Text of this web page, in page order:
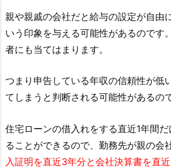
親や親戚の会社だと給与の設定が自由
いう印象を与える可能性があるのです
者にも当てはまります。
つまり申告している年収の信頼性が低
てしまうと判断される可能性があるので
住宅ローンの借入れをする直近1年間
ることができるので、勤務先が親の会
入証明を直近3年分と会社決算書を直